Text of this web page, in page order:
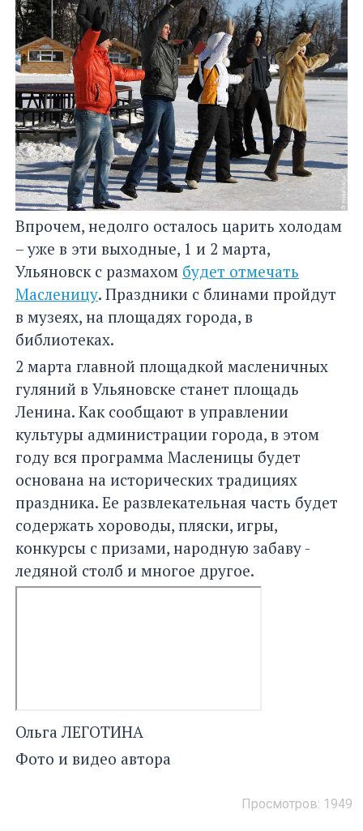
Впрочем, недолго осталось царить холодам
– уже в эти выходные, 1 и 2 марта,
Ульяновск с размахом будет отмечать
Масленицу. Праздники с блинами пройдут
в музеях, на площадях города, в
библиотеках.
2 марта главной площадкой масленичных
гуляний в Ульяновске станет площадь
Ленина. Как сообщают в управлении
культуры администрации города, в этом
году вся программа Масленицы будет
основана на исторических традициях
праздника. Ее развлекательная часть будет
содержать хороводы, пляски, игры,
конкурсы с призами, народную забаву -
ледяной столб и многое другое.
Ольга ЛЕГОТИНА
Фото и видео автора
Просмотров: 1949